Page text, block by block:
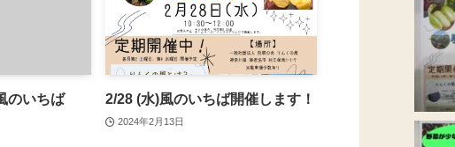
のいちば 2/28 (水)風のいちば開催します！
2024年2月13日